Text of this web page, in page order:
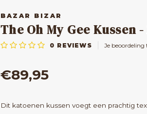
BAZAR BIZAR
The Oh My Gee Kussen
0 REVIEWS Je beoordeling
€89,95
Dit katoenen kussen voegt een prachtig